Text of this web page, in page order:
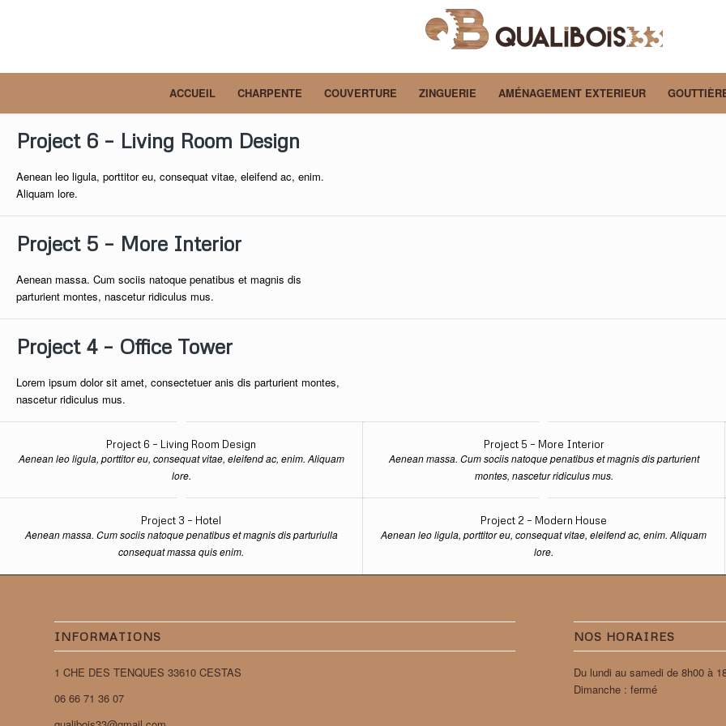
ACCUEIL CHARPENTE COUVERTURE ZINGUERIE AMÉNAGEMENT EXTERIEUR
Project 6 – Living Room Design
Aenean leo ligula, porttitor eu, consequat vitae, eleifend ac, enim.
Aliquam lore.
Project 5 – More Interior
Aenean massa. Cum sociis natoque penatibus et magnis dis
parturient montes, nascetur ridiculus mus.
Project 4 – Office Tower
Lorem ipsum dolor sit amet, consectetuer anis dis parturient montes,
nascetur ridiculus mus.
Project 6 – Living Room Design
Aenean leo ligula, porttitor eu, consequat vitae, eleifend ac, enim. Aliquam
lore.
Project 5 – More Interior
Aenean massa. Cum sociis natoque penatibus et magnis dis parturient
montes, nascetur ridiculus mus.
Project 3 – Hotel
Aenean massa. Cum sociis natoque penatibus et magnis dis parturiulla
consequat massa quis enim.
Project 2 – Modern House
Aenean leo ligula, porttitor eu, consequat vitae, eleifend ac, enim. Aliquam
lore.
INFORMATIONS
1 CHE DES TENQUES 33610 CESTAS
06 66 71 36 07
NOS HORAIRES
Du lundi au samedi de 8h00 à
Dimanche : fermé